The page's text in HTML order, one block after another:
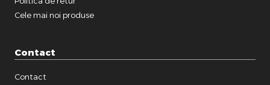
Cele mai noi produse
Contact
Contact